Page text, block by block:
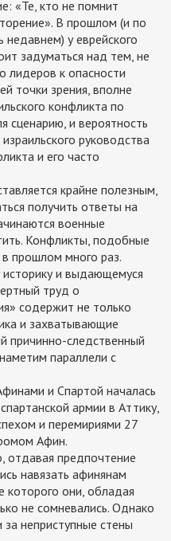
«Те, кто не помнит
В прошлом (и по
у еврейского
задуматься над тем, не
лидеров к опасности
точки зрения, вполне
конфликта по
сценарию, и вероятность
руководства
и его часто
крайне полезным,
получить ответы на
военные
Конфликты, подобные
в прошлом много раз.
и выдающемуся
труд о
содержит не только
и захватывающие
причинно-следственный
параллели с
и Спартой началась
армии в Аттику,
и перемириями 27
Афин.
отдавая предпочтение
навязать афинянам
которого они, обладая
не сомневались. Однако
неприступные стены